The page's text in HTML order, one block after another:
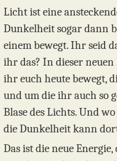
Licht ist eine
Dunkelheit sogar dann
einem bewegt. Ihr seid
ihr das? In dieser
ihr euch heute bewegt,
und um die ihr auch so
Blase des Lichts. Und
die Dunkelheit kann
Das ist die neue